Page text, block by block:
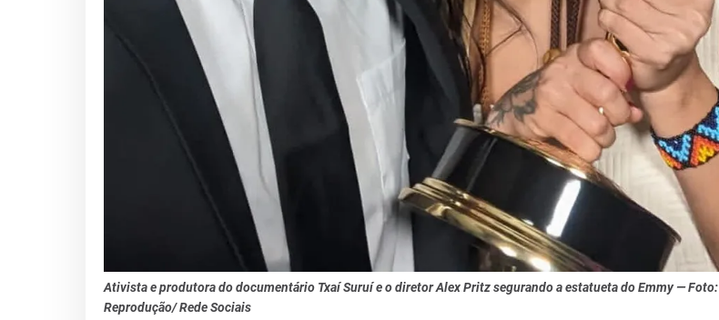
Ativista e produtora do documentário Txaí Suruí e o diretor Alex Pritz segurando a estatueta do Emmy — Foto:
Reprodução/ Rede Sociais